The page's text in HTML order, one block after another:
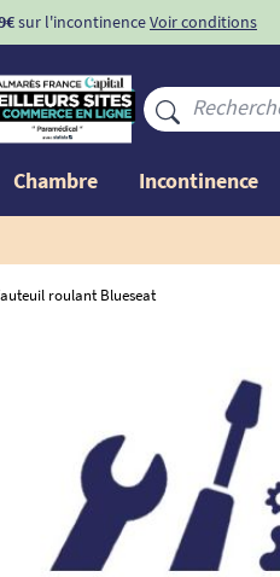
sur l'incontinenceVoir conditions
Chambre Incontinence
roulant Blueseat